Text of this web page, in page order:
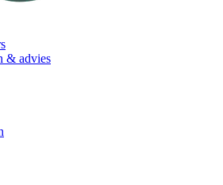
& advies